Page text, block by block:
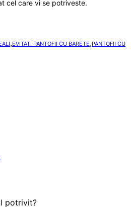
cel care vi se potriveste.
,EVITATI PANTOFII CU BARETE,PANTOFII CU